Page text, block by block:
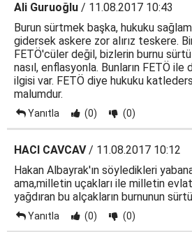
Ali Guruoğlu / 11.08.2017 10:43
Burun sürtmek başka, hukuku
gidersek askere zor alırız teskere.
FETÖ'cüler değil, bizlerin burnu
nasıl, enflasyonla. Bunların FETÖ
ilgisi var. FETÖ diye hukuku
malumdur.
Yanıtla (0) (0)
HACI CAVCAV/ 11.08.2017 10:12
Hakan Albayrak'ın söyledikleri
ama,milletin uçakları ile milletin
yağdıran bu alçakların burnunun
Yanıtla (0) (0)